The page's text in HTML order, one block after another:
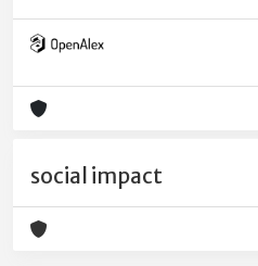
social impact